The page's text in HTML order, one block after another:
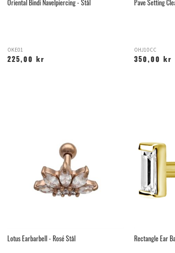
OKE01
225,00 kr
OHJ10CC
350,00 kr
Lotus Earbarbell - Rosé Stål Rectangle Ear